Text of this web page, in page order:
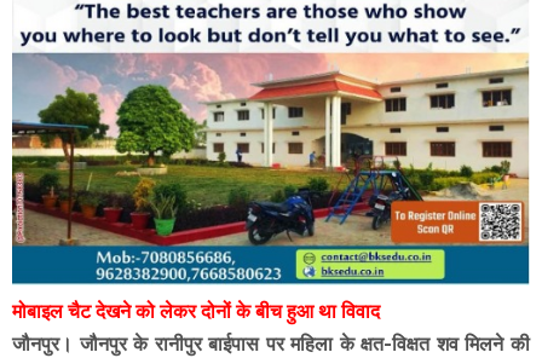
मोबाइल चैट देखने को लेकर दोनों के बीच हुआ था विवाद
जौनपुर। जौनपुर के रानीपुर बाईपास पर महिला के क्षत-विक्षत शव मिलने की